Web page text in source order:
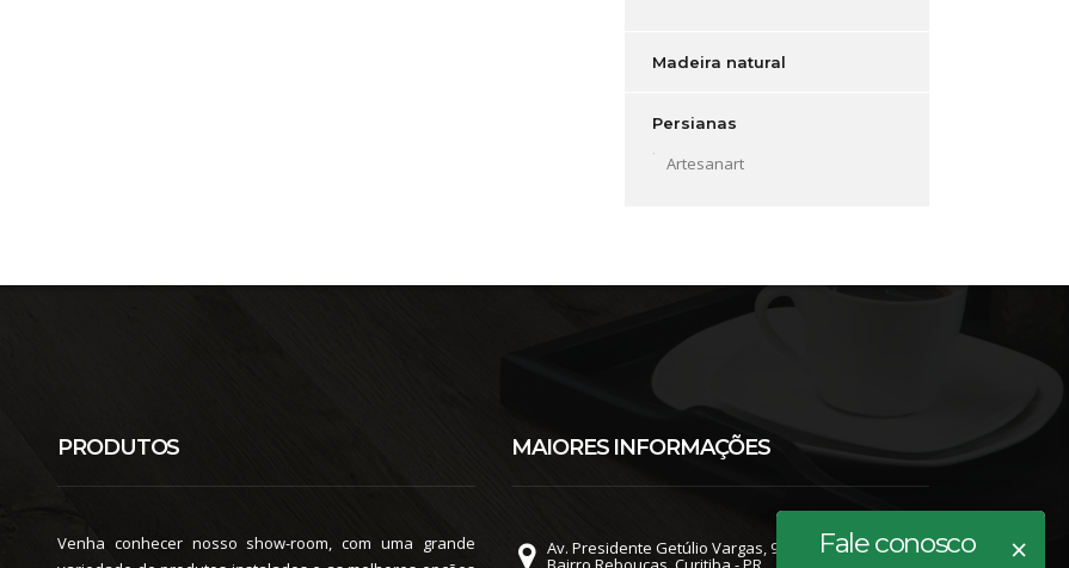
×
Fale conosco
Madeira natural
Persianas
Artesanart
PRODUTOS
Venha conhecer nosso show-room, com uma grande
MAIORES INFORMAÇÕES
Av. Presidente Getúlio Vargas, 987